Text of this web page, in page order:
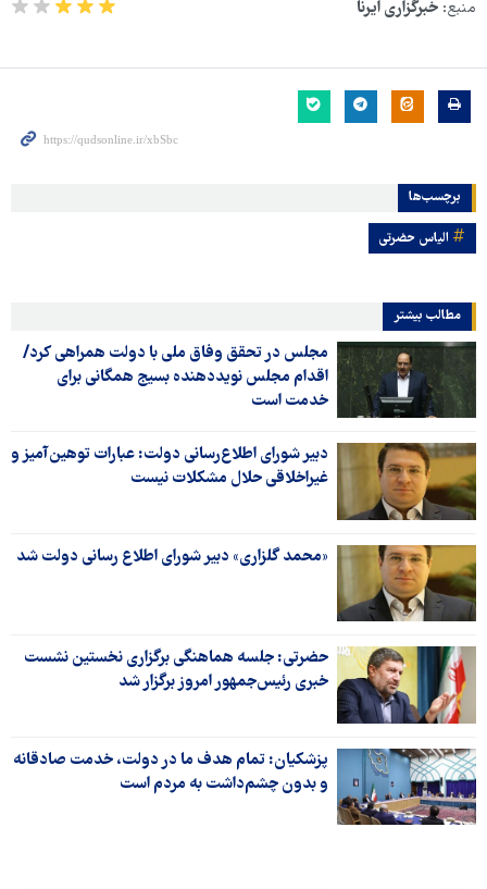
منبع: خبرگزاری ایرنا
برچسب‌ها
الیاس حضرتی
مطالب بیشتر
مجلس در تحقق وفاق ملی با دولت همراهی کرد/
اقدام مجلس نویددهنده بسیج همگانی برای
خدمت است
دبیر شورای اطلاع‌رسانی دولت: عبارات توهین‌آمیز و
غیراخلاقی حلال مشکلات نیست
«محمد گلزاری» دبیر شورای اطلاع رسانی دولت شد
حضرتی: جلسه هماهنگی برگزاری نخستین نشست
خبری رئیس‌جمهور امروز برگزار شد
پزشکیان: تمام هدف ما در دولت، خدمت صادقانه
و بدون چشم‌داشت به مردم است